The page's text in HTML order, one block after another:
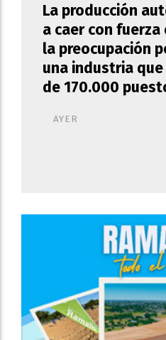
La producción
a caer con fuerza
la preocupación
una industria
de 170.000
AYER